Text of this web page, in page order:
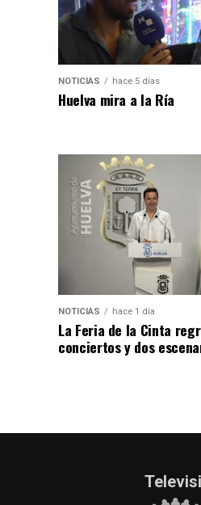
NOTICIAS hace 5 días
Huelva mira a la Ría
NOTICIAS hace 1 día
La Feria de la Cinta
conciertos y dos